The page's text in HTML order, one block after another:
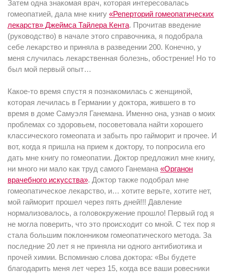
Затем одна знакомая врач, которая интересовалась
гомеопатией, дала мне книгу «Реперторий гомеопатических
лекарств» Джеймса Тайлера Кента. Прочитав введение
(руководство) в начале этого справочника, я подобрала
себе лекарство и приняла в разведении 200. Конечно, у
меня случилась лекарственная болезнь, обострение! Но то
был мой первый опыт…
Какое-то время спустя я познакомилась с женщиной,
которая лечилась в Германии у доктора, жившего в то
время в доме Самуэля Ганемана. Именно она, узнав о моих
проблемах со здоровьем, посоветовала найти хорошего
классического гомеопата и забыть про гайморит и прочее. И
вот, когда я пришла на прием к доктору, то попросила его
дать мне книгу по гомеопатии. Доктор предложил мне книгу,
ни много ни мало как труд самого Ганемана «Органон
врачебного искусства». Доктор также подобрал мне
гомеопатическое лекарство, и… хотите верьте, хотите нет,
мой гайморит прошел через пять дней!!! Давление
нормализовалось, а головокружение прошло! Первый год я
не могла поверить, что это происходит со мной. С тех пор я
стала большим поклонником гомеопатического метода. За
последние 20 лет я не приняла ни одного антибиотика и
прочей химии. Вспоминаю слова доктора: «Вы будете
благодарить меня лет через 15, когда все ваши ровесники